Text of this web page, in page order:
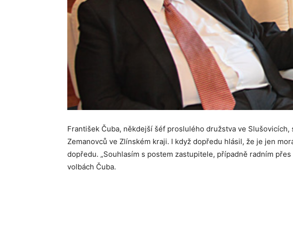
František Čuba, někdejší šéf proslulého družstva ve Slušovicích,
Zemanovců ve Zlínském kraji. I když dopředu hlásil, že je jen
dopředu. „Souhlasím s postem zastupitele, případně radním
volbách Čuba.